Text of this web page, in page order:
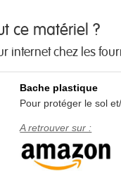
ce matériel ?
internet chez les
Bache plastique
Pour protéger le sol
A retrouver sur :